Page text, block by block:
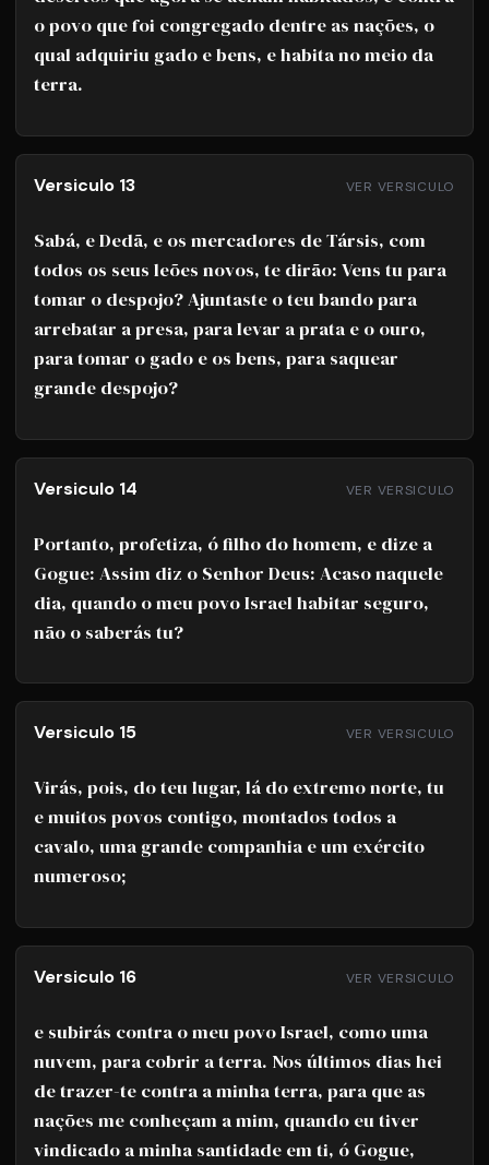
o povo que foi congregado dentre as nações, o
qual adquiriu gado e bens, e habita no meio da
terra.
Versiculo 13 VER VERSICULO
Sabá, e Dedã, e os mercadores de Társis, com
todos os seus leões novos, te dirão: Vens tu para
tomar o despojo? Ajuntaste o teu bando para
arrebatar a presa, para levar a prata e o ouro,
para tomar o gado e os bens, para saquear
grande despojo?
Versiculo 14 VER VERSICULO
Portanto, profetiza, ó filho do homem, e dize a
Gogue: Assim diz o Senhor Deus: Acaso naquele
dia, quando o meu povo Israel habitar seguro,
não o saberás tu?
Versiculo 15 VER VERSICULO
Virás, pois, do teu lugar, lá do extremo norte, tu
e muitos povos contigo, montados todos a
cavalo, uma grande companhia e um exército
numeroso;
Versiculo 16 VER VERSICULO
e subirás contra o meu povo Israel, como uma
nuvem, para cobrir a terra. Nos últimos dias hei
de trazer-te contra a minha terra, para que as
nações me conheçam a mim, quando eu tiver
vindicado a minha santidade em ti, ó Gogue,